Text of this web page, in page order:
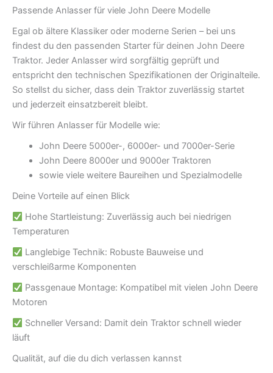
Passende Anlasser für viele John Deere Modelle
Egal ob ältere Klassiker oder moderne Serien – bei uns
findest du den passenden Starter für deinen John Deere
Traktor. Jeder Anlasser wird sorgfältig geprüft und
entspricht den technischen Spezifikationen der Originalteile.
So stellst du sicher, dass dein Traktor zuverlässig startet
und jederzeit einsatzbereit bleibt.
Wir führen Anlasser für Modelle wie:
John Deere 5000er-, 6000er- und 7000er-Serie
John Deere 8000er und 9000er Traktoren
sowie viele weitere Baureihen und Spezialmodelle
Deine Vorteile auf einen Blick
Hohe Startleistung: Zuverlässig auch bei niedrigen
Temperaturen
Langlebige Technik: Robuste Bauweise und
verschleißarme Komponenten
Passgenaue Montage: Kompatibel mit vielen John Deere
Motoren
Schneller Versand: Damit dein Traktor schnell wieder
läuft
Qualität, auf die du dich verlassen kannst